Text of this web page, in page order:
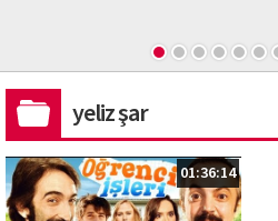
yeliz şar
01:36:14